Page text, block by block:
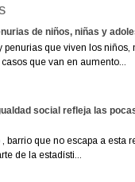
de niños, niñas y
penurias que viven los
que van en aumento...
social refleja las
barrio que no escapa a esta
de la estadísti...